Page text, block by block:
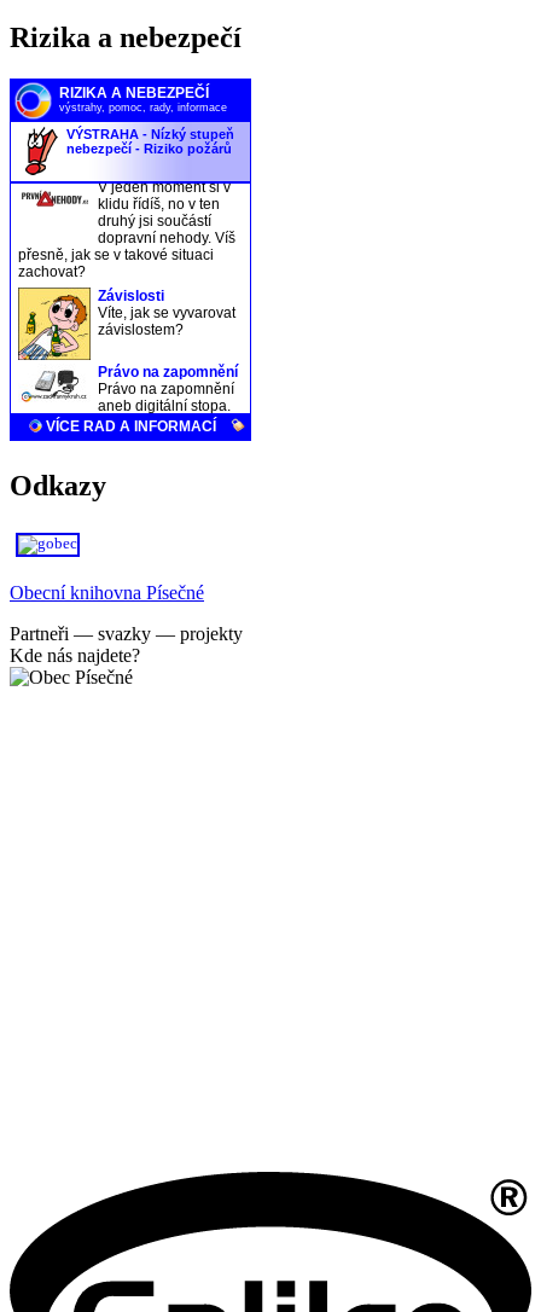
Rizika a nebezpečí
Odkazy
Obecní knihovna Písečné
Partneři — svazky — projekty
Kde nás najdete?